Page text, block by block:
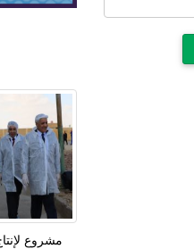
مشروع لإنتاج 3 ملايين بيضة